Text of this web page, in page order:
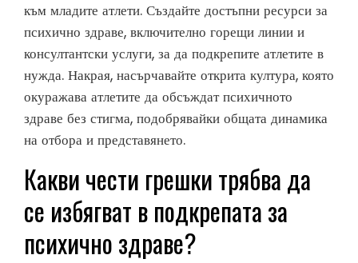
към младите атлети. Създайте достъпни ресурси за
психично здраве, включително горещи линии и
консултантски услуги, за да подкрепите атлетите в
нужда. Накрая, насърчавайте открита култура, която
окуражава атлетите да обсъждат психичното
здраве без стигма, подобрявайки общата динамика
на отбора и представянето.
Какви чести грешки трябва да
се избягват в подкрепата за
психично здраве?